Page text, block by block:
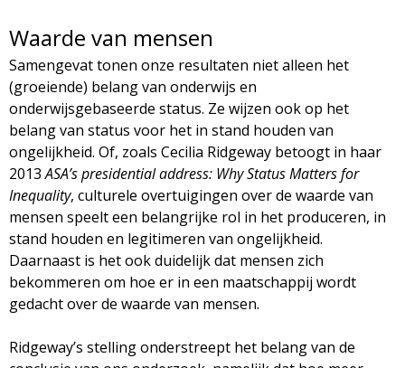
Waarde van mensen
Samengevat tonen onze resultaten niet alleen het
(groeiende) belang van onderwijs en
onderwijsgebaseerde status. Ze wijzen ook op het
belang van status voor het in stand houden van
ongelijkheid. Of, zoals Cecilia Ridgeway betoogt in haar
2013ASA’s presidential address: Why Status Matters for
Inequality, culturele overtuigingen over de waarde van
mensen speelt een belangrijke rol in het produceren, in
stand houden en legitimeren van ongelijkheid.
Daarnaast is het ook duidelijk dat mensen zich
bekommeren om hoe er in een maatschappij wordt
gedacht over de waarde van mensen.
Ridgeway’s stelling onderstreept het belang van de